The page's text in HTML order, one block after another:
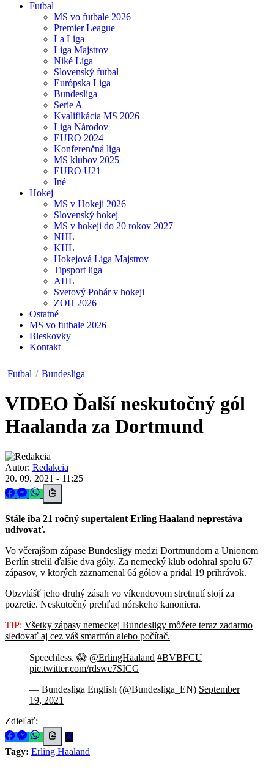
Futbal
MS vo futbale 2026
Premier League
La Liga
Liga Majstrov
Niké Liga
Slovenský futbal
Európska Liga
Bundesliga
Serie A
Kvalifikácia MS 2026
Liga Národov
EURO 2024
Konferenčná liga
MS klubov 2025
EURO U21
Iné
Hokej
MS v Hokeji 2026
Slovenský hokej
MS v hokeji do 20 rokov 2027
NHL
KHL
Hokejová Liga Majstrov
Tipsport liga
AHL
Svetový Pohár v hokeji
ZOH 2026
Ostatné
MS vo futbale 2026
Bleskovky
Kontakt
Futbal / Bundesliga
VIDEO Ďalší neskutočný gól
Haalanda za Dortmund
Autor: Redakcia
20. 09. 2021 - 11:25
Stále iba 21 ročný supertalent Erling Haaland neprestáva
udivovať.
Vo včerajšom zápase Bundesligy medzi Dortmundom a Unionom
Berlín strelil ďalšie dva góly. Za nemecký klub odohral spolu 67
zápasov, v ktorých zaznamenal 6á gólov a pridal 19 prihrávok.
Obzvlášť jeho druhý zásah vo víkendovom stretnutí stojí za
pozretie. Neskutočný prehľad nórskeho kanoniera.
TIP: Všetky zápasy nemeckej Bundesligy môžete teraz zadarmo
sledovať aj cez váš smartfón alebo počítač.
Speechless. 😱 @ErlingHaaland #BVBFCU
pic.twitter.com/rdswc7SICG
— Bundesliga English (@Bundesliga_EN) September
19, 2021
Zdieľať:
Tagy: Erling Haaland